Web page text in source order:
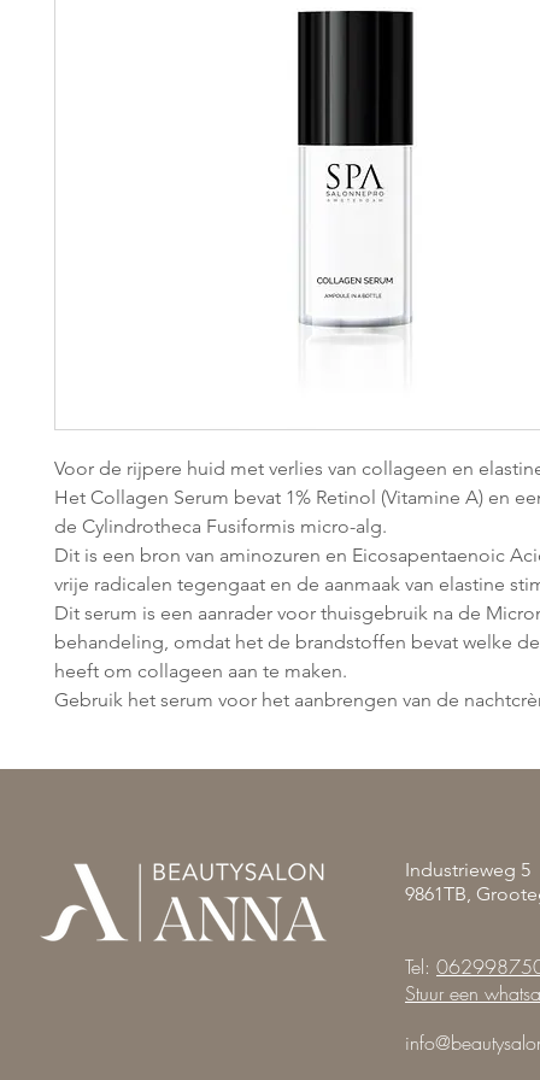
Voor de rijpere huid met verlies van collageen en
Het Collagen Serum bevat 1% Retinol (Vitamine A) en
de Cylindrotheca Fusiformis micro-alg.
Dit is een bron van aminozuren en Eicosapentaenoic
vrije radicalen tegengaat en de aanmaak van elastine
Dit serum is een aanrader voor thuisgebruik na de
behandeling, omdat het de brandstoffen bevat welke
heeft om collageen aan te maken.
Gebruik het serum voor het aanbrengen van de
Industrieweg 5
9861TB,
Tel:
Stuur een